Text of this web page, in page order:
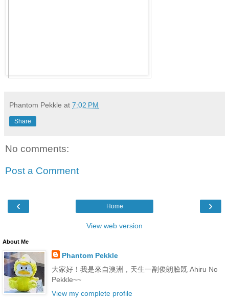
Phantom Pekkle at 7:02 PM
Share
No comments:
Post a Comment
‹ ›
Home
View web version
About Me
Phantom Pekkle
大家好！我是來自澳洲，天生一副俊朗臉既 Ahiru No
Pekkle~~
View my complete profile